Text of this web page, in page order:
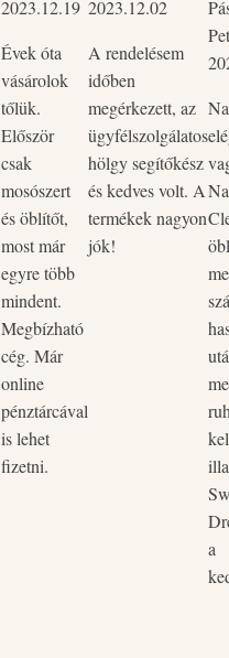
2023.12.19
Évek óta
vásárolok
tőlük.
Először
csak
mosószert
és öblítőt,
most már
egyre több
mindent.
Megbízható
cég. Már
online
pénztárcával
is lehet
fizetni.
2023.12.02
A rendelésem
időben
megérkezett, az
ügyfélszolgálatos
hölgy segítőkész
és kedves volt. A
termékek nagyon
jók!
a